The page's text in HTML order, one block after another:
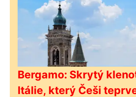
Bergamo: Skrytý
Itálie, který Češi